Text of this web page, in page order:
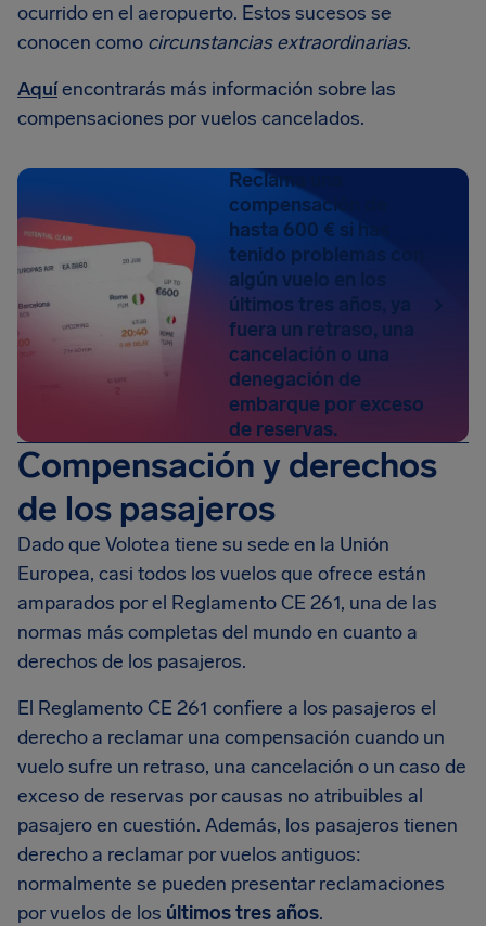
ocurrido en el aeropuerto. Estos sucesos se
conocen como circunstancias extraordinarias.
Aquíencontrarás más información sobre las
compensaciones por vuelos cancelados.
Reclama una
compensación de
hasta 600 € si has
tenido problemas con
algún vuelo en los
últimos tres años, ya
fuera un retraso, una
cancelación o una
denegación de
embarque por exceso
de reservas.
Compensación y derechos
de los pasajeros
Dado que Volotea tiene su sede en la Unión
Europea, casi todos los vuelos que ofrece están
amparados por el Reglamento CE 261, una de las
normas más completas del mundo en cuanto a
derechos de los pasajeros.
El Reglamento CE 261 confiere a los pasajeros el
derecho a reclamar una compensación cuando un
vuelo sufre un retraso, una cancelación o un caso de
exceso de reservas por causas no atribuibles al
pasajero en cuestión. Además, los pasajeros tienen
derecho a reclamar por vuelos antiguos:
normalmente se pueden presentar reclamaciones
por vuelos de los últimos tres años.